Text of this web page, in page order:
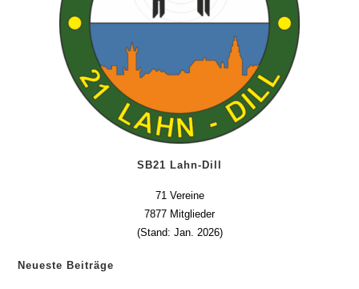
SB21 Lahn-Dill
71 Vereine
7877 Mitglieder
(Stand: Jan. 2026)
Neueste Beiträge